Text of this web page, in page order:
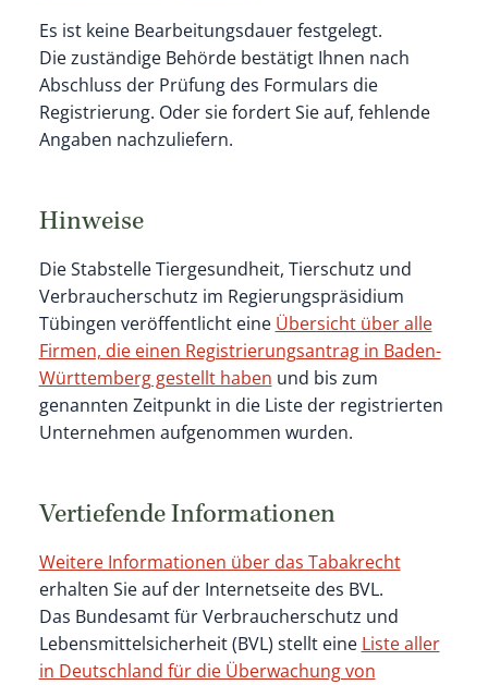
Es ist keine Bearbeitungsdauer festgelegt.
Die zuständige Behörde bestätigt Ihnen nach
Abschluss der Prüfung des Formulars die
Registrierung. Oder sie fordert Sie auf, fehlende
Angaben nachzuliefern.
Hinweise
Die StabstelleTiergesundheit, Tierschutz und
Verbraucherschutz im Regierungspräsidium
Tübingen veröffentlicht eine Übersicht über alle
Firmen, die einen Registrierungsantrag in Baden-
Württemberg gestellt haben und bis zum
genannten Zeitpunkt in die Liste der registrierten
Unternehmen aufgenommen wurden.
Vertiefende Informationen
Weitere Informationen über das Tabakrecht
erhalten Sie auf der Internetseite des BVL.
Das Bundesamt für Verbraucherschutz und
Lebensmittelsicherheit (BVL) stellt eine Liste aller
in Deutschland für die Überwachung von